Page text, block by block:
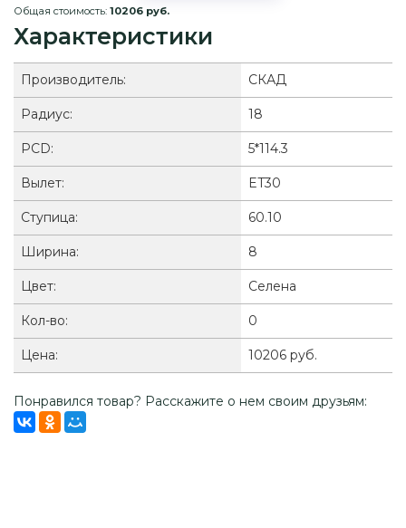
Общая стоимость: 10206 руб.
Характеристики
Производитель: СКАД
Радиус: 18
PCD: 5*114.3
Вылет: ET30
Ступица: 60.10
Ширина: 8
Цвет: Селена
Кол-во: 0
Цена: 10206 руб.
Понравился товар? Расскажите о нем своим друзьям: